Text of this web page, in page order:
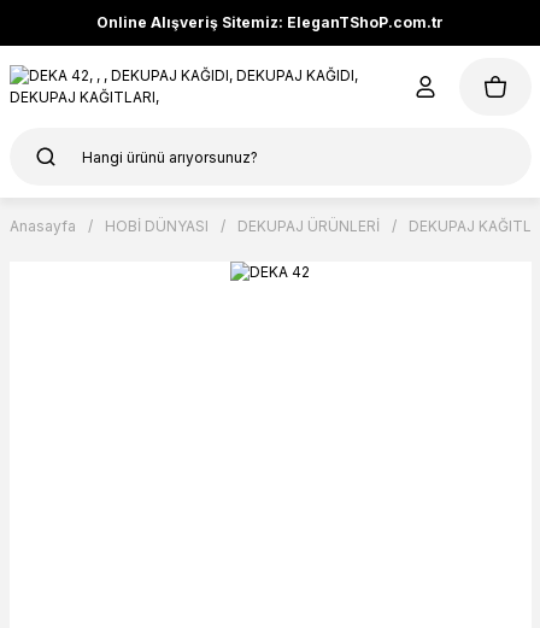
Online Alışveriş Sitemiz: EleganTShoP.com.tr
Anasayfa HOBİ DÜNYASI DEKUPAJ ÜRÜNLERİ DEKUPAJ